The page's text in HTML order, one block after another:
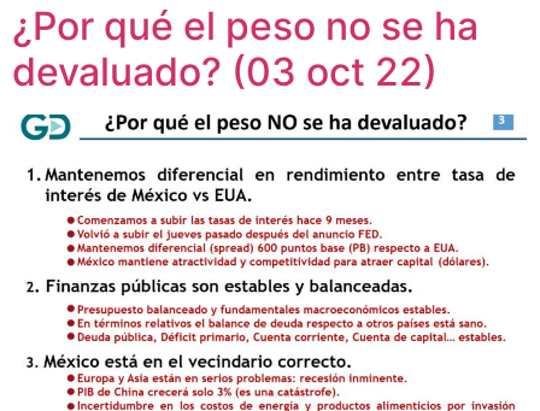
¿Por qué el peso no se ha
devaluado? (03 oct 22)